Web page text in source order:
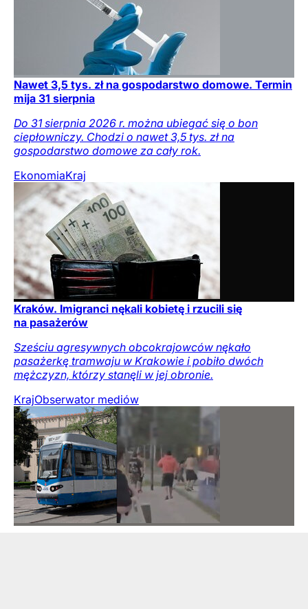
Nawet 3,5 tys. zł na gospodarstwo domowe. Termin
mija 31 sierpnia
Do 31 sierpnia 2026 r. można ubiegać się o bon
ciepłowniczy. Chodzi o nawet 3,5 tys. zł na
gospodarstwo domowe za cały rok.
EkonomiaKraj
Kraków. Imigranci nękali kobietę i rzucili się
na pasażerów
Sześciu agresywnych obcokrajowców nękało
pasażerkę tramwaju w Krakowie i pobiło dwóch
mężczyzn, którzy stanęli w jej obronie.
KrajObserwator mediów